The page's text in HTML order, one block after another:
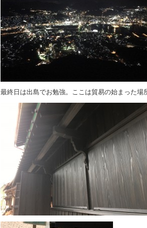
最終日は出島でお勉強。ここは貿易の始まった場